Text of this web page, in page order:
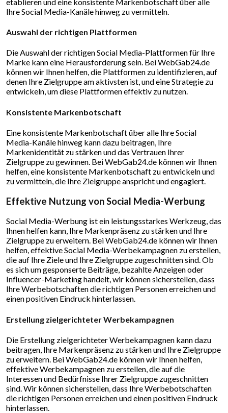
Ihre Social Media-Kanäle hinweg zu vermitteln.
Auswahl der richtigen Plattformen
Die Auswahl der richtigen Social Media-Plattformen für Ihre
Marke kann eine Herausforderung sein. Bei WebGab24.de
können wir Ihnen helfen, die Plattformen zu identifizieren, auf
denen Ihre Zielgruppe am aktivsten ist, und eine Strategie zu
entwickeln, um diese Plattformen effektiv zu nutzen.
Konsistente Markenbotschaft
Eine konsistente Markenbotschaft über alle Ihre Social
Media-Kanäle hinweg kann dazu beitragen, Ihre
Markenidentität zu stärken und das Vertrauen Ihrer
Zielgruppe zu gewinnen. Bei WebGab24.de können wir Ihnen
helfen, eine konsistente Markenbotschaft zu entwickeln und
zu vermitteln, die Ihre Zielgruppe anspricht und engagiert.
Effektive Nutzung von Social Media-Werbung
Social Media-Werbung ist ein leistungsstarkes Werkzeug, das
Ihnen helfen kann, Ihre Markenpräsenz zu stärken und Ihre
Zielgruppe zu erweitern. Bei WebGab24.de können wir Ihnen
helfen, effektive Social Media-Werbekampagnen zu erstellen,
die auf Ihre Ziele und Ihre Zielgruppe zugeschnitten sind. Ob
es sich um gesponserte Beiträge, bezahlte Anzeigen oder
Influencer-Marketing handelt, wir können sicherstellen, dass
Ihre Werbebotschaften die richtigen Personen erreichen und
einen positiven Eindruck hinterlassen.
Erstellung zielgerichteter Werbekampagnen
Die Erstellung zielgerichteter Werbekampagnen kann dazu
beitragen, Ihre Markenpräsenz zu stärken und Ihre Zielgruppe
zu erweitern. Bei WebGab24.de können wir Ihnen helfen,
effektive Werbekampagnen zu erstellen, die auf die
Interessen und Bedürfnisse Ihrer Zielgruppe zugeschnitten
sind. Wir können sicherstellen, dass Ihre Werbebotschaften
die richtigen Personen erreichen und einen positiven Eindruck
hinterlassen.